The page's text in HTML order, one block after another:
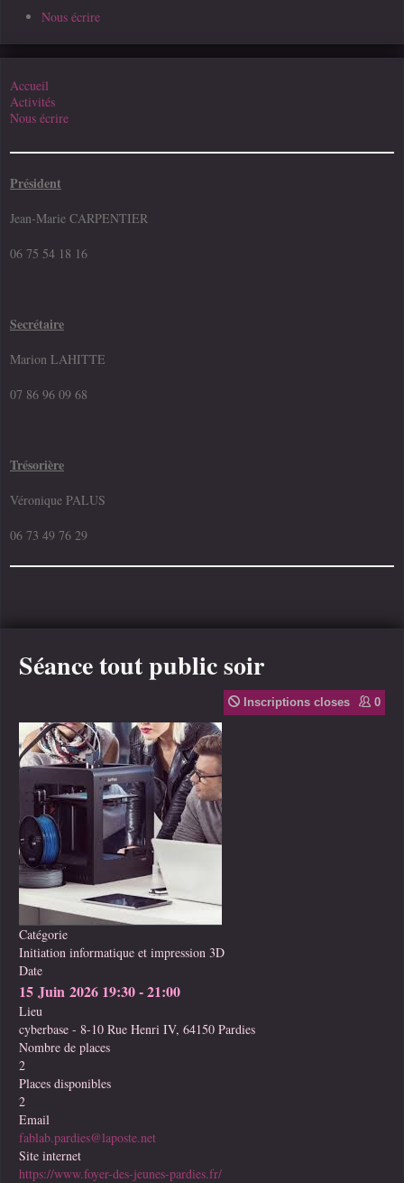
Nous écrire
Accueil
Activités
Nous écrire
Président
Jean-Marie CARPENTIER
06 75 54 18 16
Secrétaire
Marion LAHITTE
07 86 96 09 68
Trésorière
Véronique PALUS
06 73 49 76 29
Séance tout public soir
Inscriptions closes 0
Catégorie
Initiation informatique et impression 3D
Date
15 Juin 2026 19:30-21:00
Lieu
cyberbase - 8-10 Rue Henri IV, 64150 Pardies
Nombre de places
2
Places disponibles
2
Email
fablab.pardies@laposte.net
Site internet
https://www.foyer-des-jeunes-pardies.fr/